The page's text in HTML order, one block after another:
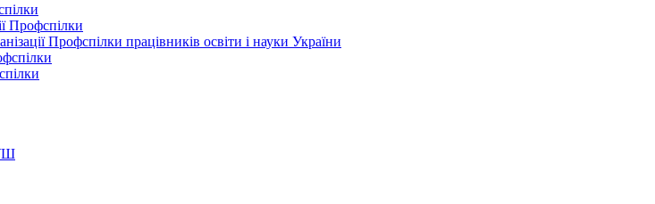
Профспілки
Профспілки працівників освіти і науки України